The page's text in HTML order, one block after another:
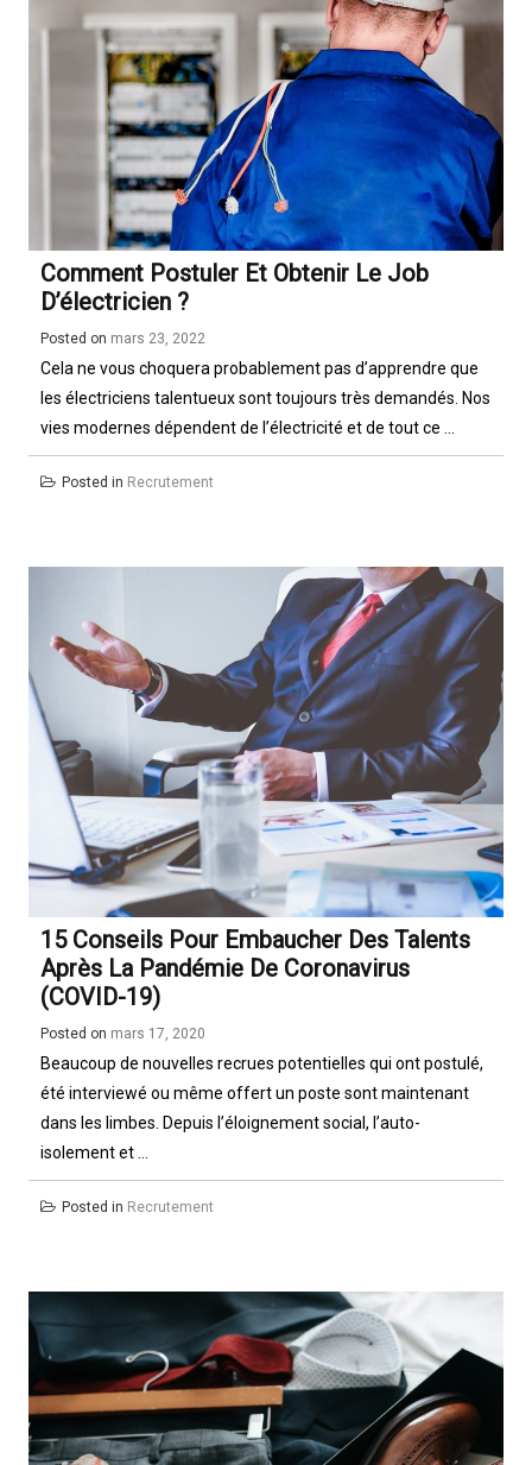
Ltd.
Comment Postuler Et Obtenir Le Job
D’électricien ?
Posted on mars 23, 2022
Cela ne vous choquera probablement pas d’apprendre que
les électriciens talentueux sont toujours très demandés. Nos
vies modernes dépendent de l’électricité et de tout ce ...
Posted in Recrutement
15 Conseils Pour Embaucher Des Talents
Après La Pandémie De Coronavirus
(COVID-19)
Posted on mars 17, 2020
Beaucoup de nouvelles recrues potentielles qui ont postulé,
été interviewé ou même offert un poste sont maintenant
dans les limbes. Depuis l’éloignement social, l’auto-
isolement et ...
Posted in Recrutement